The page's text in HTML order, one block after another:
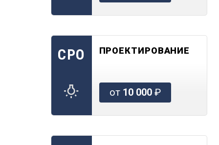
СРО ПРОЕКТИРОВАНИЕ
от 10 000₽